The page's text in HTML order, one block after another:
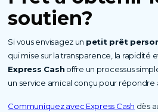
soutien?
Si vous envisagez un petit prêt
qui mise sur la transparence, la rapidité
Express Cash offre un processus
un service amical conçu pour répondre
Communiquez avec Express Cash dès